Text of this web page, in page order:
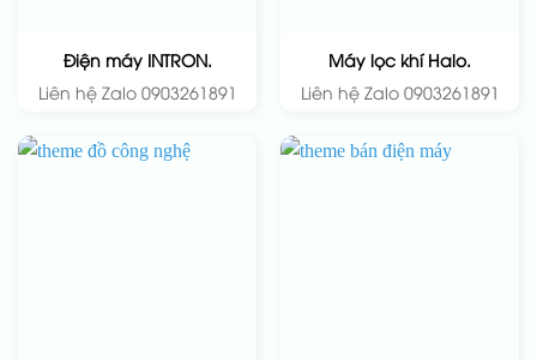
Điện máy INTRON.
Liên hệ Zalo 0903261891
Máy lọc khí Halo.
Liên hệ Zalo 0903261891